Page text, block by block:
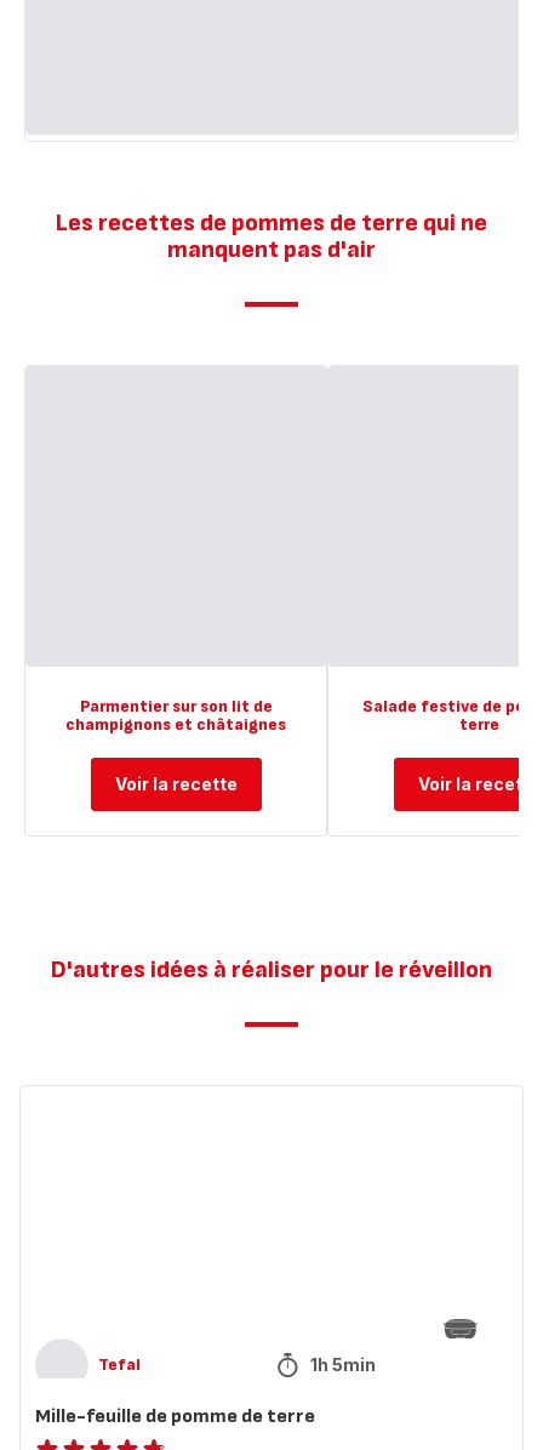
Les recettes de pommes de terre qui ne
manquent pas d'air
Parmentier sur son lit de
champignons et châtaignes
Voir la recette
Salade festive de
terre
Voir la recette
D'autres idées à réaliser pour le réveillon
Tefal 1h 5min
Mille-feuille de pomme de terre